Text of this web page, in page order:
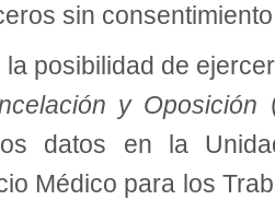
sin
la posibilidad de
y Oposición
datos en la
Médico para los